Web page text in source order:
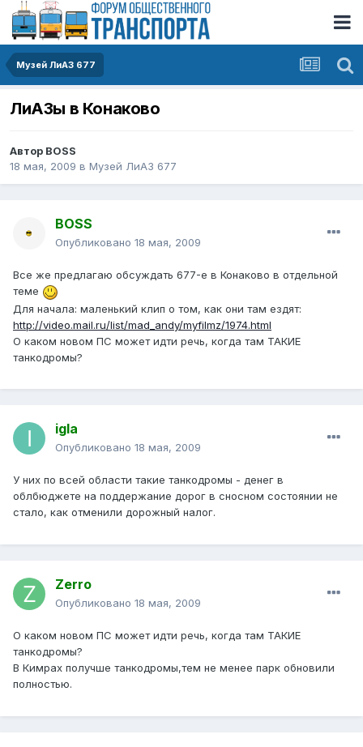
Музей ЛиАЗ 677
ЛиАЗы в Конаково
Автор BOSS
18 мая, 2009 в Музей ЛиАЗ 677
BOSS
Опубликовано 18 мая, 2009
Все же предлагаю обсуждать 677-е в Конаково в отдельной
теме
Для начала: маленький клип о том, как они там ездят:
http://video.mail.ru/list/mad_andy/myfilmz/1974.html
О каком новом ПС может идти речь, когда там ТАКИЕ
танкодромы?
igla
Опубликовано 18 мая, 2009
У них по всей области такие танкодромы - денег в
облбюджете на поддержание дорог в сносном состоянии не
стало, как отменили дорожный налог.
Zerro
Опубликовано 18 мая, 2009
О каком новом ПС может идти речь, когда там ТАКИЕ
танкодромы?
В Кимрах получше танкодромы,тем не менее парк обновили
полностью.